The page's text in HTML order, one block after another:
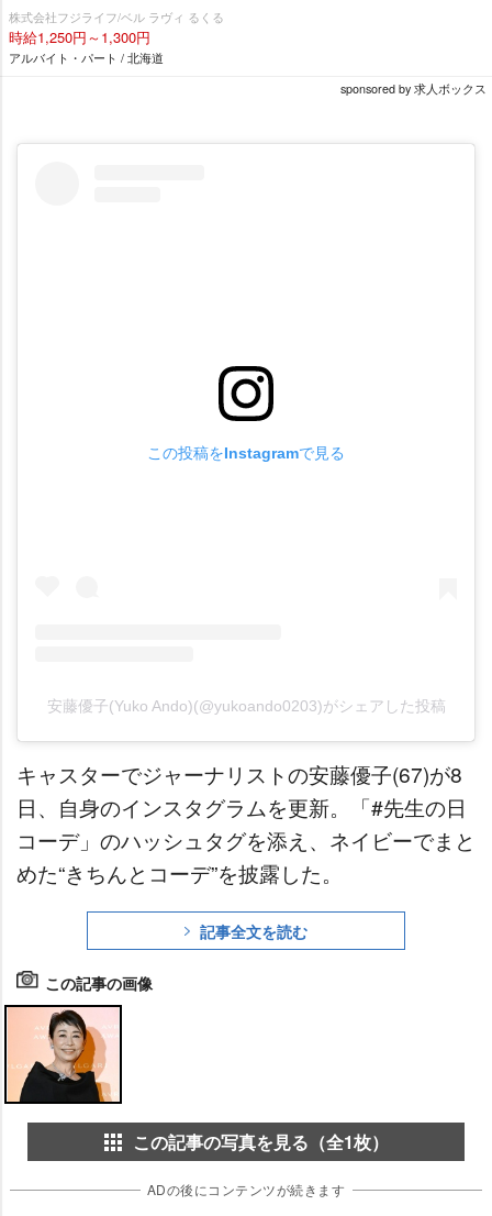
株式会社フジライフ/ベル ラヴィ るくる
時給1,250円～1,300円
アルバイト・パート / 北海道
sponsored by 求人ボックス
この投稿をInstagramで見る
安藤優子(Yuko Ando)(@yukoando0203)がシェアした投稿
キャスターでジャーナリストの安藤優子(67)が8
日、自身のインスタグラムを更新。「#先生の日
コーデ」のハッシュタグを添え、ネイビーでまと
めた“きちんとコーデ”を披露した。
記事全文を読む
この記事の画像
この記事の写真を見る（全1枚）
ADの後にコンテンツが続きます